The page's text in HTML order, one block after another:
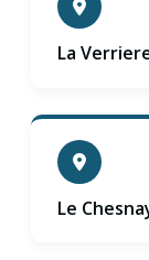
La
Le